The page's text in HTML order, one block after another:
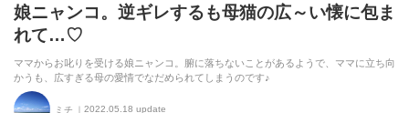
娘ニャンコ。逆ギレするも母猫の広～い懐に包ま
れて…♡
ママからお叱りを受ける娘ニャンコ。腑に落ちないことがあるようで、ママに立ち向
かうも、広すぎる母の愛情でなだめられてしまうのです♪
ミチ 2022.05.18 update